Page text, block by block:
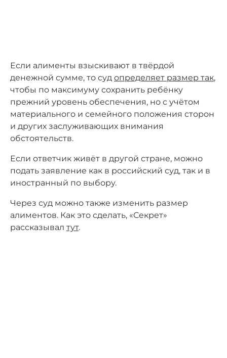
Если алименты взыскивают в твёрдой
денежной сумме, то суд определяет размер так,
чтобы по максимуму сохранить ребёнку
прежний уровень обеспечения, но с учётом
материального и семейного положения сторон
и других заслуживающих внимания
обстоятельств.
Если ответчик живёт в другой стране, можно
подать заявление как в российский суд, так и в
иностранный по выбору.
Через суд можно также изменить размер
алиментов. Как это сделать, «Секрет»
рассказывал тут.